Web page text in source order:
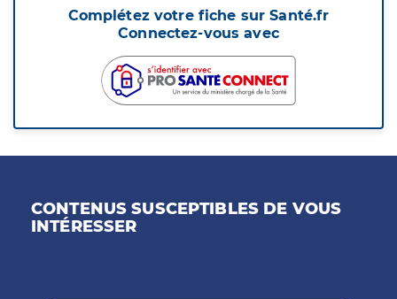
Complétez votre fiche sur Santé.fr
Connectez-vous avec
CONTENUS SUSCEPTIBLES DE VOUS
INTÉRESSER